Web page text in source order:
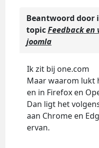
Beantwoord door
topicFeedback en
joomla
Ik zit bij one.com
Maar waarom lukt
en in Firefox en
Dan ligt het
aan Chrome en
ervan.